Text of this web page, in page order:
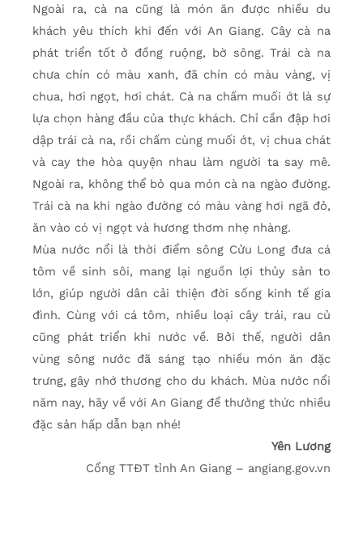
Ngoài ra, cà na cũng là món ăn được nhiều du
khách yêu thích khi đến với An Giang. Cây cà na
phát triển tốt ở đồng ruộng, bờ sông. Trái cà na
chưa chín có màu xanh, đã chín có màu vàng, vị
chua, hơi ngọt, hơi chát. Cà na chấm muối ớt là sự
lựa chọn hàng đầu của thực khách. Chỉ cần đập hơi
dập trái cà na, rồi chấm cùng muối ớt, vị chua chát
và cay the hòa quyện nhau làm người ta say mê.
Ngoài ra, không thể bỏ qua món cà na ngào đường.
Trái cà na khi ngào đường có màu vàng hơi ngã đỏ,
ăn vào có vị ngọt và hương thơm nhẹ nhàng.
Mùa nước nổi là thời điểm sông Cửu Long đưa cá
tôm về sinh sôi, mang lại nguồn lợi thủy sản to
lớn, giúp người dân cải thiện đời sống kinh tế gia
đình. Cùng với cá tôm, nhiều loại cây trái, rau củ
cũng phát triển khi nước về. Bởi thế, người dân
vùng sông nước đã sáng tạo nhiều món ăn đặc
trưng, gây nhớ thương cho du khách. Mùa nước nổi
năm nay, hãy về với An Giang để thưởng thức nhiều
đặc sản hấp dẫn bạn nhé!
Yên Lương
Cổng TTĐT tỉnh An Giang – angiang.gov.vn